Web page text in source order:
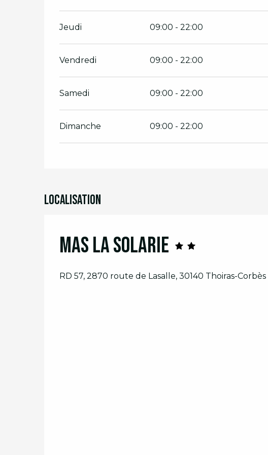
Jeudi 09:00 - 22:00
Vendredi 09:00 - 22:00
Samedi 09:00 - 22:00
Dimanche 09:00 - 22:00
Localisation
Mas La Solarie
RD 57, 2870 route de Lasalle, 30140 Thoiras-Corbès